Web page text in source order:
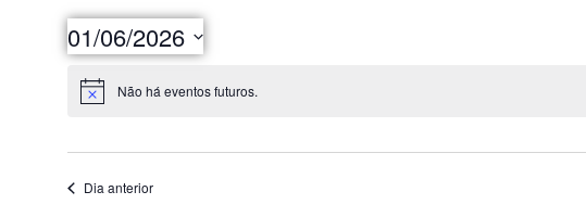
01/06/2026
Selecione
data.
Não há eventos futuros.
Dia anterior